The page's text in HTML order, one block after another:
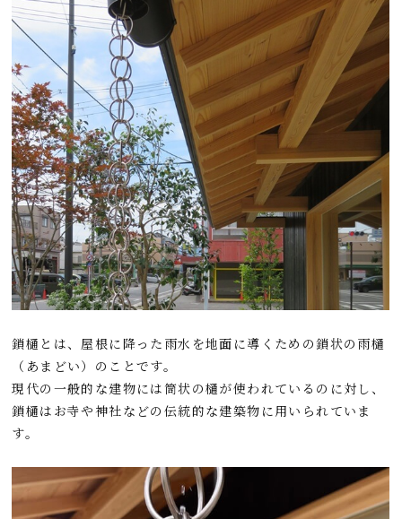
鎖樋とは、屋根に降った雨水を地面に導くための鎖状の雨樋
（あまどい）のことです。
現代の一般的な建物には筒状の樋が使われているのに対し、
鎖樋はお寺や神社などの伝統的な建築物に用いられていま
す。